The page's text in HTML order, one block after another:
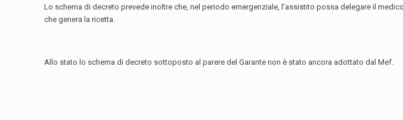
Lo schema di decreto prevede inoltre che, nel periodo emergenziale, l’assistito possa delegare il
che genera la ricetta.
Allo stato lo schema di decreto sottoposto al parere del Garante non è stato ancora adottato dal Mef.